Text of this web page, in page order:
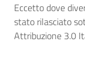
Eccetto dove
stato rilasciato
Attribuzione 3.0